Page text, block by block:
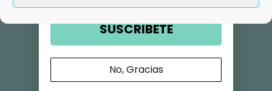
SUSCRIBETE
No, Gracias